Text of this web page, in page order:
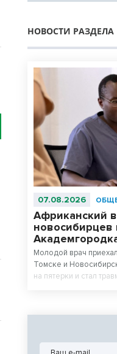
НОВОСТИ РАЗДЕЛА
07.08.2026
Африканский
новосибирцев
Молодой врач
Томске и
на пятерки и стал